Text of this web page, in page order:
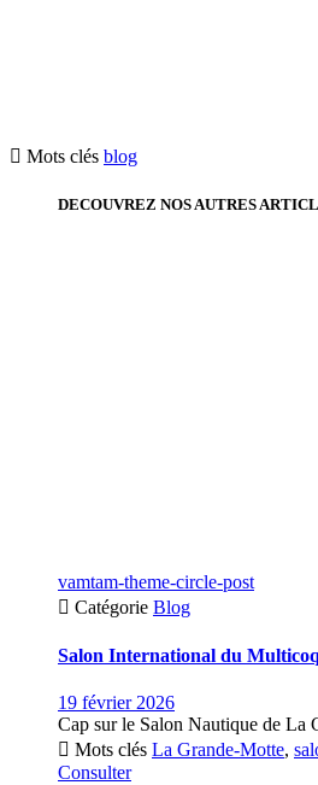
 Mots clés blog
DECOUVREZ NOS AUTRES
vamtam-theme-circle-post
 Catégorie Blog
Salon International du
19 février 2026
Cap sur le Salon Nautique de La
 Mots clés La Grande-Motte,
Consulter